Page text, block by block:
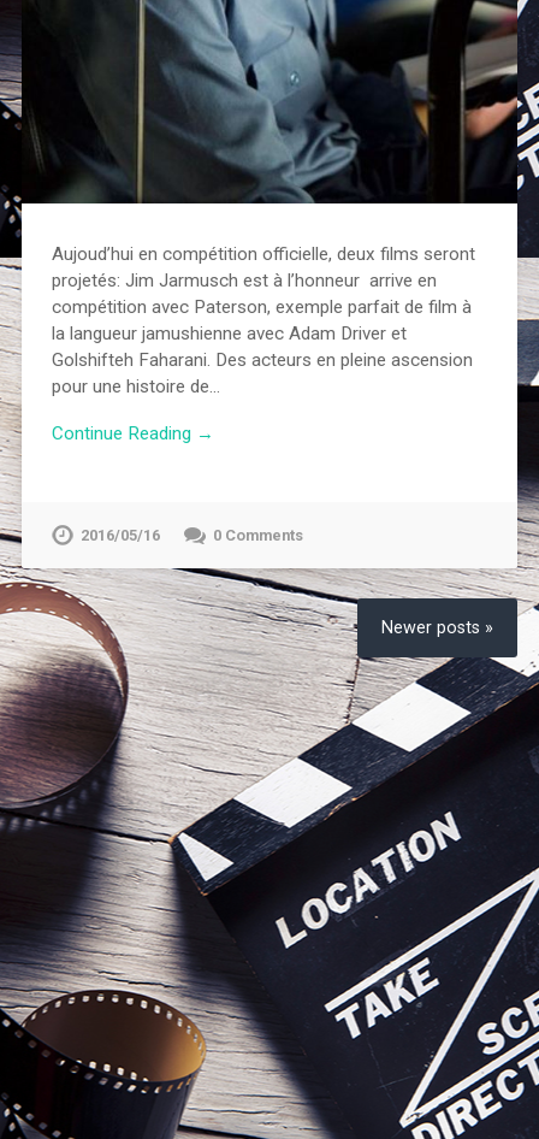
Aujoud’hui en compétition officielle, deux films seront
projetés: Jim Jarmusch est à l’honneur arrive en
compétition avec Paterson, exemple parfait de film à
la langueur jamushienne avec Adam Driver et
Golshifteh Faharani. Des acteurs en pleine ascension
pour une histoire de…
Continue Reading →
2016/05/16 0 Comments
Newer posts »